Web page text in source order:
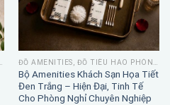
Bộ Amenities Khách Sạn Họa Tiết
Đen Trắng – Hiện Đại, Tinh Tế
Cho Phòng Nghỉ Chuyên Nghiệp